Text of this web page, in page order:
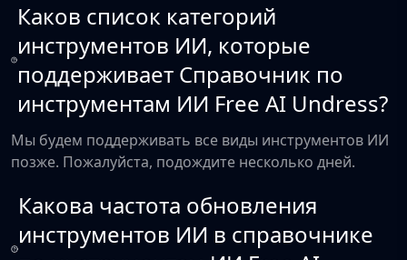
Каков список категорий
инструментов ИИ, которые
поддерживает Справочник по
инструментам ИИ Free AI Undress?
Мы будем поддерживать все виды инструментов ИИ
позже. Пожалуйста, подождите несколько дней.
Какова частота обновления
инструментов ИИ в справочнике